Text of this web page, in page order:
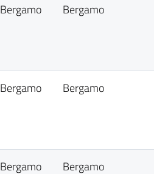
Bergamo Bergamo
Bergamo Bergamo
Bergamo Bergamo